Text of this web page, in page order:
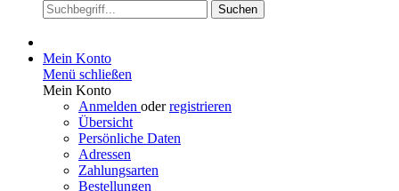
Suchen
Mein Konto
Menü schließen
Mein Konto
Anmelden oderregistrieren
Übersicht
Persönliche Daten
Adressen
Zahlungsarten
Bestellungen